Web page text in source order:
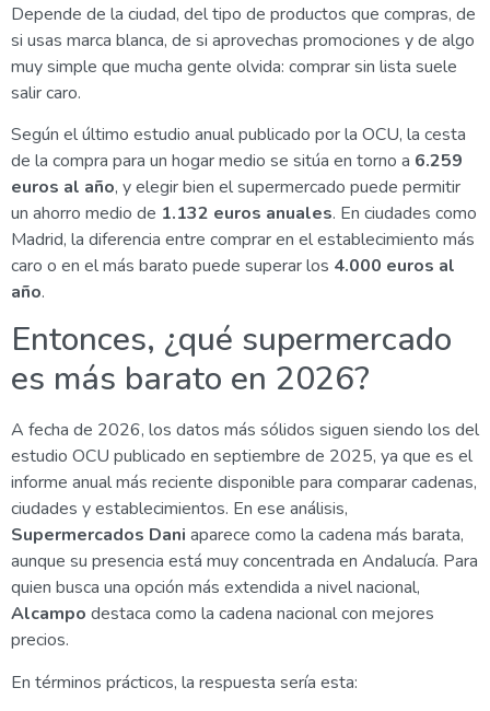
Depende de la ciudad, del tipo de productos que compras, de
si usas marca blanca, de si aprovechas promociones y de algo
muy simple que mucha gente olvida: comprar sin lista suele
salir caro.
Según el último estudio anual publicado por la OCU, la cesta
de la compra para un hogar medio se sitúa en torno a 6.259
euros al año, y elegir bien el supermercado puede permitir
un ahorro medio de 1.132 euros anuales. En ciudades como
Madrid, la diferencia entre comprar en el establecimiento más
caro o en el más barato puede superar los 4.000 euros al
año.
Entonces, ¿qué supermercado
es más barato en 2026?
A fecha de 2026, los datos más sólidos siguen siendo los del
estudio OCU publicado en septiembre de 2025, ya que es el
informe anual más reciente disponible para comparar cadenas,
ciudades y establecimientos. En ese análisis,
Supermercados Dani aparece como la cadena más barata,
aunque su presencia está muy concentrada en Andalucía. Para
quien busca una opción más extendida a nivel nacional,
Alcampo destaca como la cadena nacional con mejores
precios.
En términos prácticos, la respuesta sería esta: